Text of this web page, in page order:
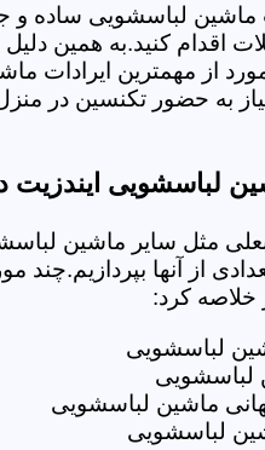
ماشین لباسشویی ساده
اقدام کنید.به همین
از مهمترین ایرادات
لباسشویی ایندزیت
مثل سایر ماشین
از آنها بپردازیم.چند
خلاصه کرد:
لباسشویی
لباسشویی
ماشین لباسشویی
لباسشویی